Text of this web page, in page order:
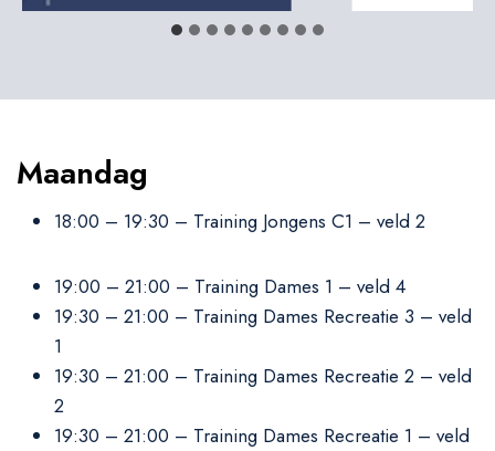
Maandag
18:00 – 19:30 – Training Jongens C1 – veld 2
19:00 – 21:00 – Training Dames 1 – veld 4
19:30 – 21:00 – Training Dames Recreatie 3 – veld
1
19:30 – 21:00 – Training Dames Recreatie 2 – veld
2
19:30 – 21:00 – Training Dames Recreatie 1 – veld